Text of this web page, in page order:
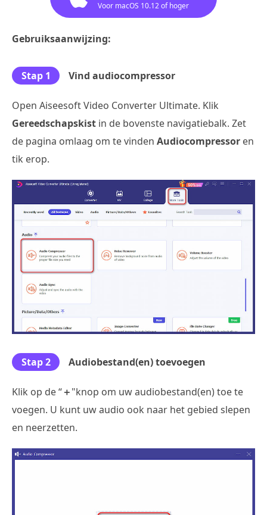
Voor macOS 10.12 of hoger
Gebruiksaanwijzing:
Stap 1 Vind audiocompressor
Open Aiseesoft Video Converter Ultimate. Klik
Gereedschapskist in de bovenste navigatiebalk. Zet
de pagina omlaag om te vinden Audiocompressor en
tik erop.
Stap 2 Audiobestand(en) toevoegen
Klik op de “＋"knop om uw audiobestand(en) toe te
voegen. U kunt uw audio ook naar het gebied slepen
en neerzetten.